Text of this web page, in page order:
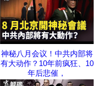
神秘八月会议！中共内部将
有大动作？10年前疯狂、10
年后悲催，